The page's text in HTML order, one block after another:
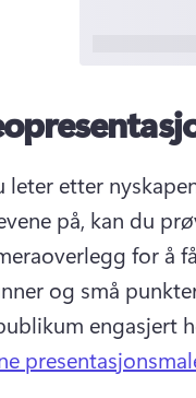
leter etter
på, kan du
for å
og små
engasjert